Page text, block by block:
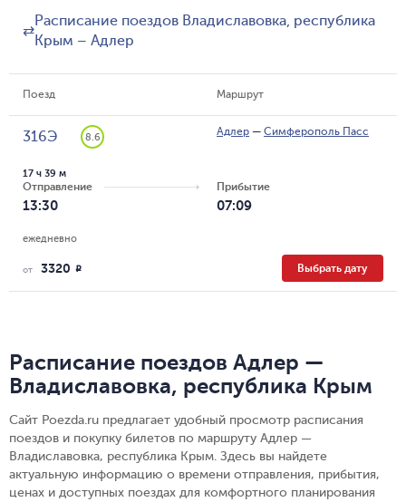
⇄
Расписание поездов Владиславовка, республика
Крым – Адлер
Поезд Маршрут
316Э 8.6 Адлер — Симферополь Пасс
Отправление
13:30
17 ч 39 м
Прибытие
07:09
ежедневно
от 3320 R Выбрать дату
Расписание поездов Адлер —
Владиславовка, республика Крым
Сайт Poezda.ru предлагает удобный просмотр расписания
поездов и покупку билетов по маршруту Адлер —
Владиславовка, республика Крым. Здесь вы найдете
актуальную информацию о времени отправления, прибытия,
ценах и доступных поездах для комфортного планирования